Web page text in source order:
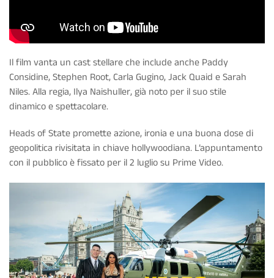
Il film vanta un cast stellare che include anche Paddy
Considine, Stephen Root, Carla Gugino, Jack Quaid e Sarah
Niles. Alla regia, Ilya Naishuller, già noto per il suo stile
dinamico e spettacolare.
Heads of State promette azione, ironia e una buona dose di
geopolitica rivisitata in chiave hollywoodiana. L’appuntamento
con il pubblico è fissato per il 2 luglio su Prime Video.